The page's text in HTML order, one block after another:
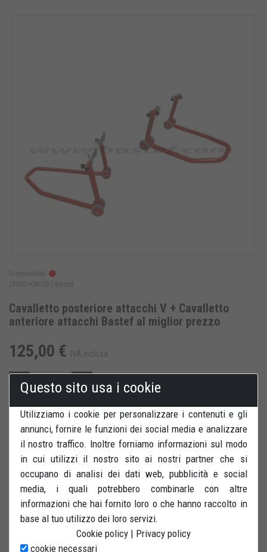
Disponibilità:
CPV02+CAU03 |
Bastef
Cavalletto posteriore attacchi V + Cavalletto
anteriore attacchi Bastef al miglior prezzo
125,00 € IVA inclusa
RECENSIONI STAMPA
Coppia cavalletto posteriore attacchi a V + cavalletto anteriore
Questo sito usa i cookie
Utilizziamo i cookie per personalizzare i contenuti e gli
annunci, fornire le funzioni dei social media e analizzare
il nostro traffico. Inoltre forniamo informazioni sul modo
in cui utilizzi il nostro sito ai nostri partner che si
occupano di analisi dei dati web, pubblicità e social
media, i quali potrebbero combinarle con altre
informazioni che hai fornito loro o che hanno raccolto in
base al tuo utilizzo dei loro servizi.
Cookie policy | Privacy policy
cookie necessari